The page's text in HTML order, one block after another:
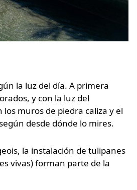
la luz del día. A primera
y con la luz del
muros de piedra caliza y el
desde dónde lo mires.
la instalación de tulipanes
vivas) forman parte de la